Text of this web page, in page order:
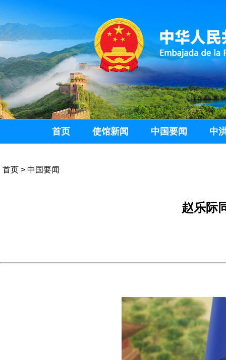
首页 使馆新闻 中国要闻 中
首页 > 中国要闻
赵乐际